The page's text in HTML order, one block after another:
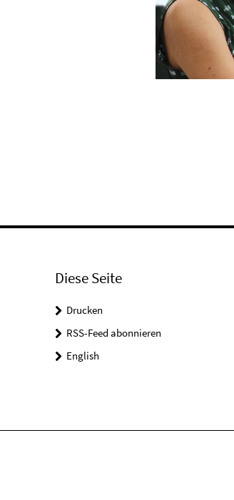
Diese Seite
Drucken
RSS-Feed abonnieren
English